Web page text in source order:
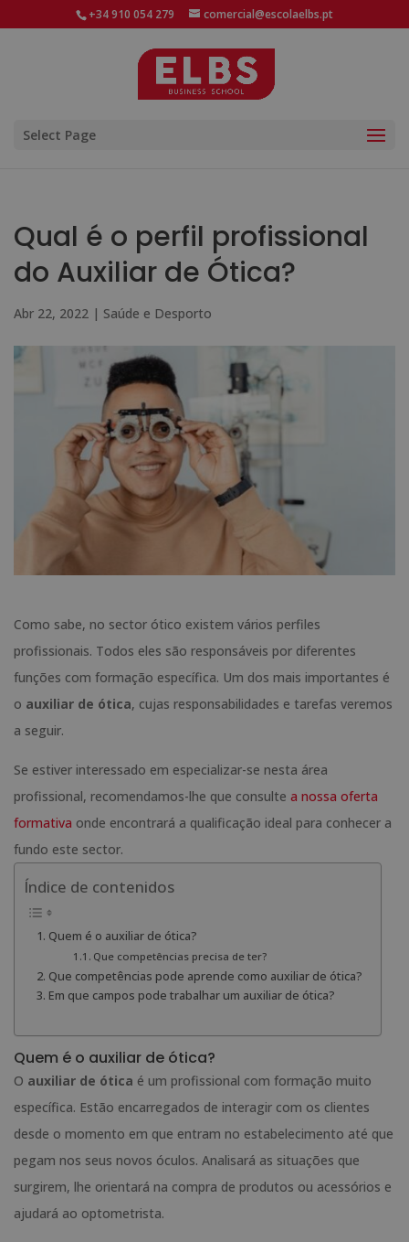
+34 910 054 279 comercial@escolaelbs.pt
Select Page
Qual é o perfil profissional
do Auxiliar de Ótica?
Abr 22, 2022 | Saúde e Desporto
Como sabe, no sector ótico existem vários perfiles
profissionais. Todos eles são responsáveis por diferentes
funções com formação específica. Um dos mais importantes é
o auxiliar de ótica, cujas responsabilidades e tarefas veremos
a seguir.
Se estiver interessado em especializar-se nesta área
profissional, recomendamos-lhe que consulte a nossa oferta
formativa onde encontrará a qualificação ideal para conhecer a
fundo este sector.
Índice de contenidos
Quem é o auxiliar de ótica?
Que competências precisa de ter?
Que competências pode aprende como auxiliar de ótica?
Em que campos pode trabalhar um auxiliar de ótica?
Quem é o auxiliar de ótica?
O auxiliar de ótica é um profissional com formação muito
específica. Estão encarregados de interagir com os clientes
desde o momento em que entram no estabelecimento até que
pegam nos seus novos óculos. Analisará as situações que
surgirem, lhe orientará na compra de produtos ou acessórios e
ajudará ao optometrista.